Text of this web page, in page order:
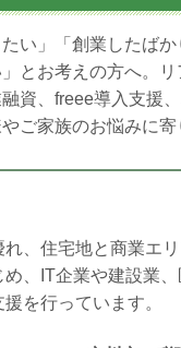
たい」「創業したば
とお考えの方へ。
資、freee導入支援
ご家族のお悩みに
、住宅地と商業エ
、IT企業や建設業
を行っています。